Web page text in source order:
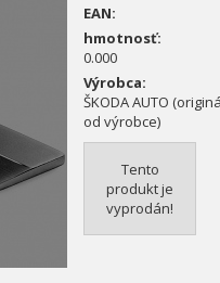
EAN:
hmotnosť:
0.000
Výrobca:
ŠKODA AUTO
od výrobce)
Tento
produkt je
vyprodán!